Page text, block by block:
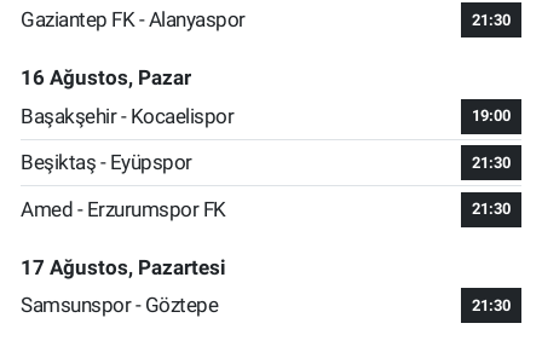
Gaziantep FK - Alanyaspor 21:30
16 Ağustos, Pazar
Başakşehir - Kocaelispor
19:00
Beşiktaş - Eyüpspor 21:30
Amed - Erzurumspor FK 21:30
17 Ağustos, Pazartesi
Samsunspor - Göztepe
21:30